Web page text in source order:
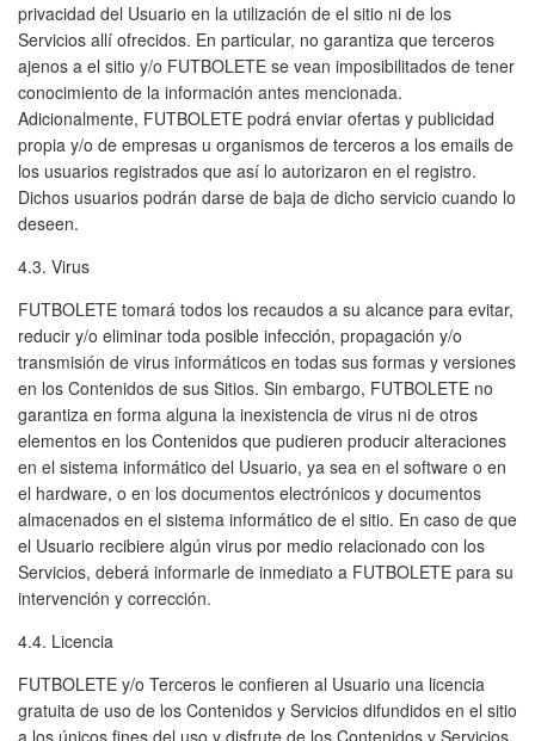
privacidad del Usuario en la utilización de el sitio ni de los
Servicios allí ofrecidos. En particular, no garantiza que terceros
ajenos a el sitio y/o FUTBOLETE se vean imposibilitados de tener
conocimiento de la información antes mencionada.
Adicionalmente, FUTBOLETE podrá enviar ofertas y publicidad
propia y/o de empresas u organismos de terceros a los emails de
los usuarios registrados que así lo autorizaron en el registro.
Dichos usuarios podrán darse de baja de dicho servicio cuando lo
deseen.
4.3. Virus
FUTBOLETE tomará todos los recaudos a su alcance para evitar,
reducir y/o eliminar toda posible infección, propagación y/o
transmisión de virus informáticos en todas sus formas y versiones
en los Contenidos de sus Sitios. Sin embargo, FUTBOLETE no
garantiza en forma alguna la inexistencia de virus ni de otros
elementos en los Contenidos que pudieren producir alteraciones
en el sistema informático del Usuario, ya sea en el software o en
el hardware, o en los documentos electrónicos y documentos
almacenados en el sistema informático de el sitio. En caso de que
el Usuario recibiere algún virus por medio relacionado con los
Servicios, deberá informarle de inmediato a FUTBOLETE para su
intervención y corrección.
4.4. Licencia
FUTBOLETE y/o Terceros le confieren al Usuario una licencia
gratuita de uso de los Contenidos y Servicios difundidos en el sitio
a los únicos fines del uso y disfrute de los Contenidos y Servicios,